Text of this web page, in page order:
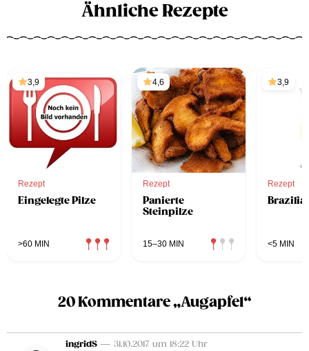
Ähnliche Rezepte
3,9
Rezept
Eingelegte Pilze
>60 MIN
4,6
Rezept
Panierte
Steinpilze
15–30 MIN
3,9
Rezept
<5 MIN
20 Kommentare „Augapfel“
ingridS — 31.10.2017 um 18:22 Uhr